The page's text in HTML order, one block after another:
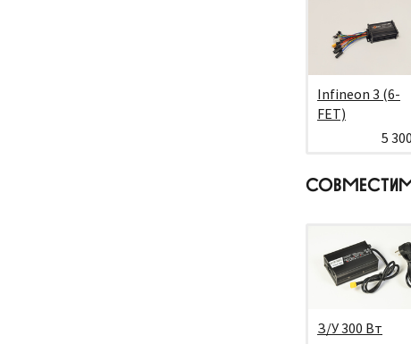
Infineon 3 (6-
FET)
5
З/У 300 Вт